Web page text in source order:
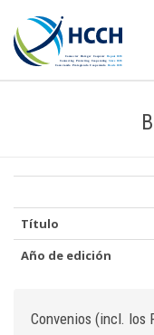
Título
Año de edición
Convenios (incl. los